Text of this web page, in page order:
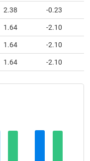
2.38 -0.23
1.64 -2.10
1.64 -2.10
1.64 -2.10